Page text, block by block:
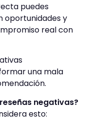
puedes
oportunidades y
real con
una mala
negativas?
esto: